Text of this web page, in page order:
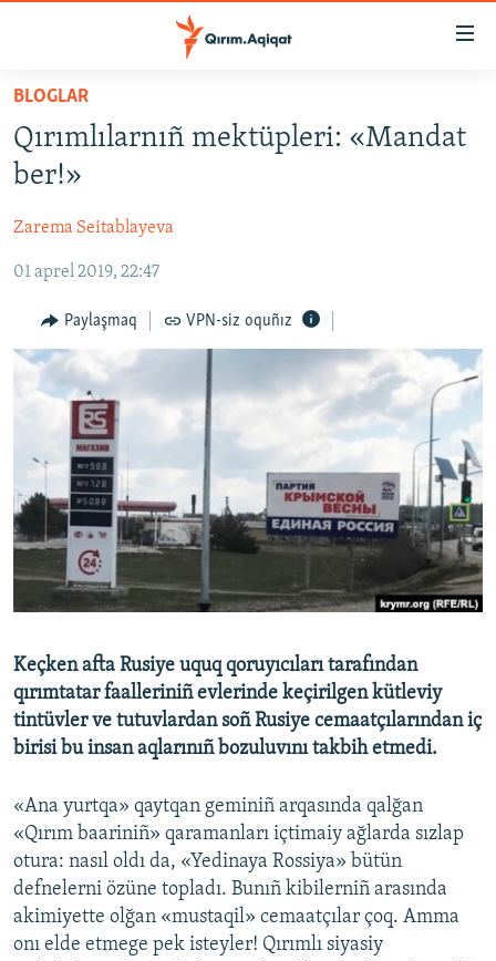
Esas
qaytmaq
Baş
qaytmaq
qaytmaq
HABERLER
SİYASET
CEMİYET
MEDENİYET
İNSAN AQLARI
VİDEO
SÜRET
BLOGLAR
FİKİR
Русский
Українською
RFE/RS bütün saytları
BLOGLAR
Qırımlılarnıñ mektüpleri: «Mandat
ber!»
Zarema Seitablayeva
01 aprel 2019, 22:47
Paylaşmaq VPN-siz oquñız
Keçken afta Rusiye uquq qoruyıcıları tarafından
qırımtatar faalleriniñ evlerinde keçirilgen kütleviy
tintüvler ve tutuvlardan soñ Rusiye cemaatçılarından iç
birisi bu insan aqlarınıñ bozuluvını takbih etmedi.
«Ana yurtqa» qaytqan geminiñ arqasında qalğan
«Qırım baariniñ» qaramanları içtimaiy ağlarda sızlap
otura: nasıl oldı da, «Yedinaya Rossiya» bütün
defnelerni özüne topladı. Bunıñ kibilerniñ arasında
akimiyette olğan «mustaqil» cemaatçılar çoq. Amma
onı elde etmege pek isteyler! Qırımlı siyasiy